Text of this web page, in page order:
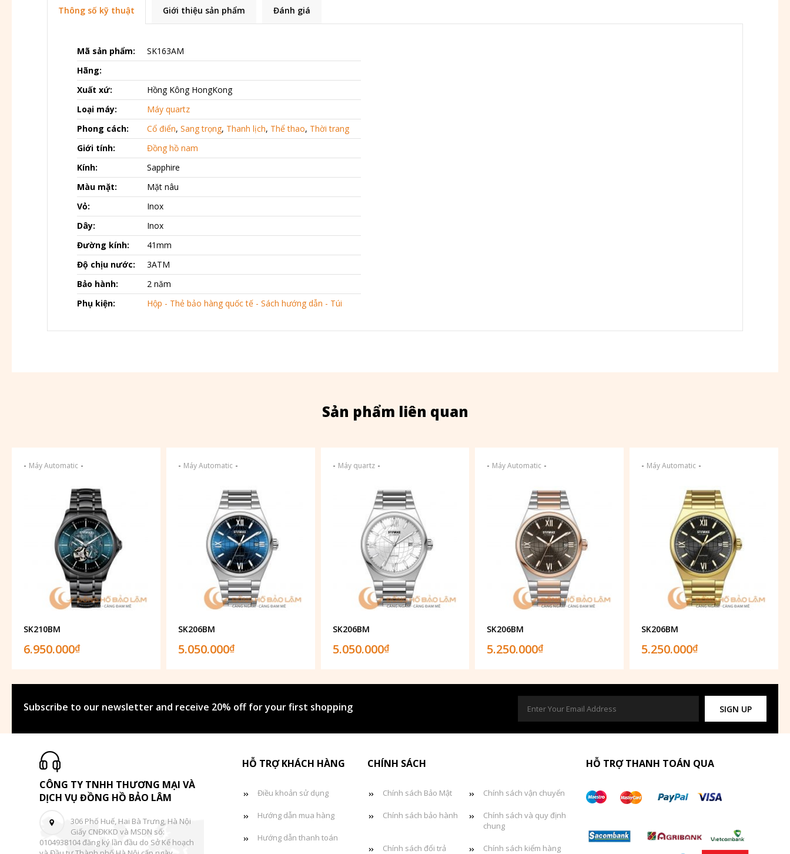
Thông số kỹ thuật Giới thiệu sản phẩm Đánh giá
Mã sản phẩm:
SK163AM
Hãng:
Xuất xứ:
Hồng Kông HongKong
Loại máy:
Máy quartz
Phong cách:
Cổ điển, Sang trọng, Thanh lịch, Thể thao, Thời trang
Giới tính:
Đồng hồ nam
Kính:
Sapphire
Màu mặt:
Mặt nâu
Vỏ:
Inox
Dây:
Inox
Đường kính:
41mm
Độ chịu nước:
3ATM
Bảo hành:
2 năm
Phụ kiện:
Hộp - Thẻ bảo hàng quốc tế - Sách hướng dẫn - Túi
Sản phẩm liên quan
- Máy Automatic -
SK210BM
6.950.000₫
- Máy Automatic-
SK206BM
5.050.000₫
- Máy quartz-
SK206BM
5.050.000₫
- Máy Automatic -
SK206BM
5.250.000₫
- Máy Automatic -
SK206BM
5.250.000₫
Subscribe to our newsletter and receive 20% off for your first shopping SIGN UP
CÔNG TY TNHH THƯƠNG MẠI VÀ
DỊCH VỤ ĐỒNG HỒ BẢO LÂM
306 Phố Huế, Hai Bà Trưng, Hà Nội
Giấy CNĐKKD và MSDN số:
0104938104 đăng ký lần đầu do Sở Kế hoạch
HỖ TRỢ KHÁCH HÀNG
Điều khoản sử dụng
Hướng dẫn mua hàng
Hướng dẫn thanh toán
CHÍNH SÁCH
Chính sách Bảo Mật Chính sách vận chuyển
Chính sách bảo hành
Chính sách và quy định
chung
Chính sách đổi trả Chính sách kiểm hàng
HỖ TRỢ THANH TOÁN QUA